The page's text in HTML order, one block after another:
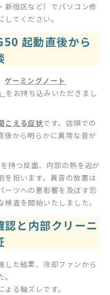
新宿区など）でパソコン修
てください。
起動直後から
ゲーミングノート
をお持ち込みいただきまし
こえる症状です。店頭での
後から明らかに異常な音が
持つ反面、内部の熱を逃が
を担います。異音の放置は
ーツへの悪影響を及ぼす恐
査を開始いたしました。
と内部クリーニ
した結果、冷却ファンから
る軸ズレです。